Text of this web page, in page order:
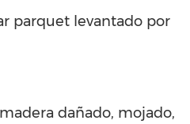
parquet levantado por
dañado, mojado,